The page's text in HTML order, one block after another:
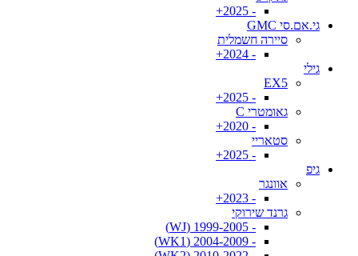
- 2025+
גי.אם.סי GMC
סיירה חשמלית
- 2024+
גילי
EX5
- 2025+
גאומטרי C
- 2020+
סטאריי
- 2025+
גיפ
אוונגר
- 2023+
גרנד שירוקי
- 1999-2005 (WJ)
- 2004-2009 (WK1)